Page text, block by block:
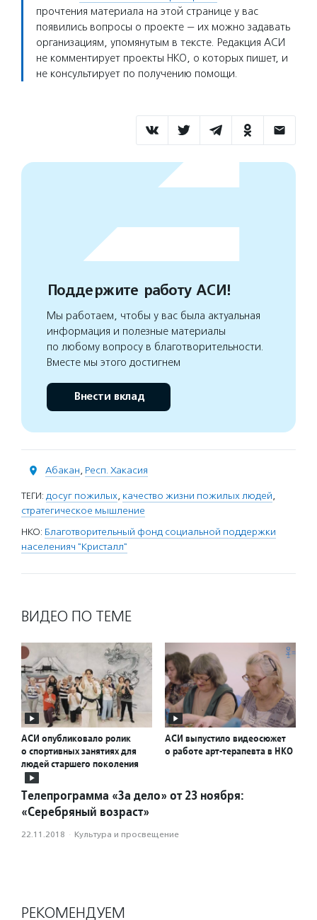
прочтения материала на этой странице у вас
появились вопросы о проекте — их можно задавать
организациям, упомянутым в тексте. Редакция АСИ
не комментирует проекты НКО, о которых пишет, и
не консультирует по получению помощи.
Поддержите работу АСИ!
Мы работаем, чтобы у вас была актуальная
информация и полезные материалы
по любому вопросу в благотворительности.
Вместе мы этого достигнем
Внести вклад
Абакан, Респ. Хакасия
ТЕГИ: досуг пожилых, качество жизни пожилых людей,
стратегическое мышление
НКО: Благотворительный фонд социальной поддержки
населенияч "Кристалл"
ВИДЕО ПО ТЕМЕ
АСИ опубликовало ролик
о спортивных занятиях для
людей старшего поколения
АСИ выпустило видеосюжет
о работе арт-терапевта в НКО
Телепрограмма «За дело» от 23 ноября:
«Серебряный возраст»
22.11.2018 · Культура и просвещение
РЕКОМЕНДУЕМ